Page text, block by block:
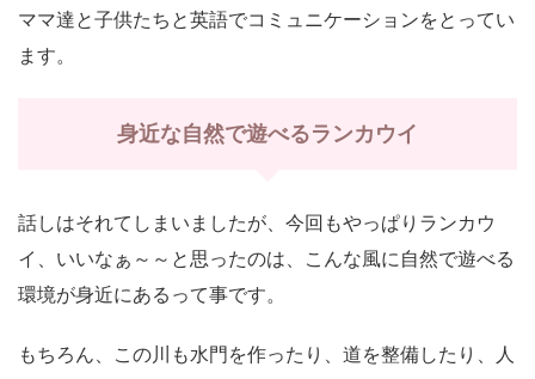
ママ達と子供たちと英語でコミュニケーションをとってい
ます。
身近な自然で遊べるランカウイ
話しはそれてしまいましたが、今回もやっぱりランカウ
イ、いいなぁ～～と思ったのは、こんな風に自然で遊べる
環境が身近にあるって事です。
もちろん、この川も水門を作ったり、道を整備したり、人